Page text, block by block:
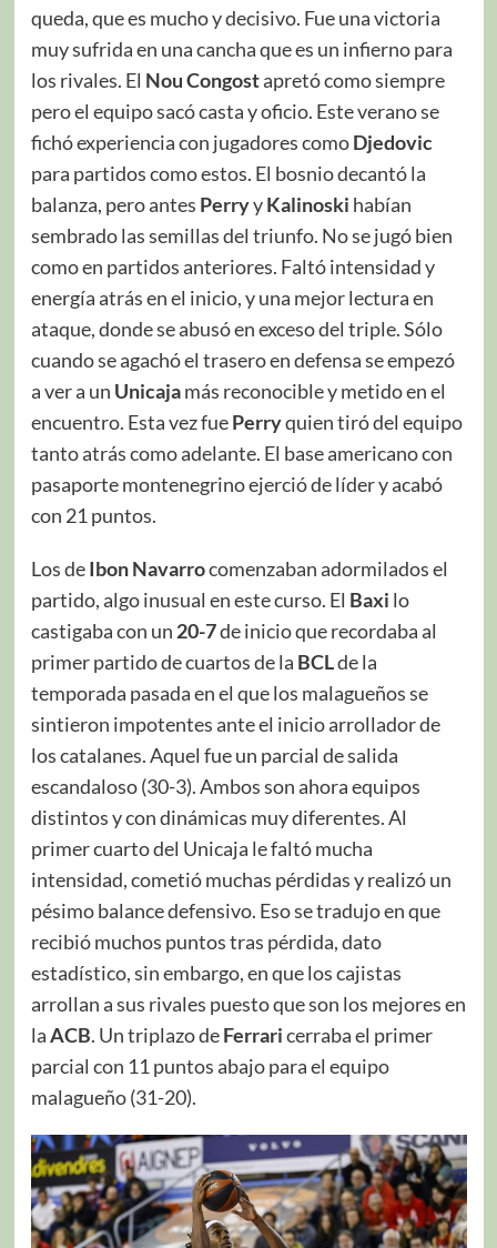
queda, que es mucho y decisivo. Fue una victoria
muy sufrida en una cancha que es un infierno para
los rivales. El Nou Congostapretó como siempre
pero el equipo sacó casta y oficio. Este verano se
fichó experiencia con jugadores comoDjedovic
para partidos como estos. El bosnio decantó la
balanza, pero antes PerryyKalinoski habían
sembrado las semillas del triunfo. No se jugó bien
como en partidos anteriores. Faltó intensidad y
energía atrás en el inicio, y una mejor lectura en
ataque, donde se abusó en exceso del triple. Sólo
cuando se agachó el trasero en defensa se empezó
a ver a un Unicajamás reconocible y metido en el
encuentro. Esta vez fuePerryquien tiró del equipo
tanto atrás como adelante. El base americano con
pasaporte montenegrino ejerció de líder y acabó
con 21 puntos.
Los deIbon Navarrocomenzaban adormilados el
partido, algo inusual en este curso. El Baxi lo
castigaba con un 20-7de inicio que recordaba al
primer partido de cuartos de la BCLde la
temporada pasada en el que los malagueños se
sintieron impotentes ante el inicio arrollador de
los catalanes. Aquel fue un parcial de salida
escandaloso (30-3). Ambos son ahora equipos
distintos y con dinámicas muy diferentes. Al
primer cuarto del Unicaja le faltó mucha
intensidad, cometió muchas pérdidas y realizó un
pésimo balance defensivo. Eso se tradujo en que
recibió muchos puntos tras pérdida, dato
estadístico, sin embargo, en que los cajistas
arrollan a sus rivales puesto que son los mejores en
laACB. Un triplazo deFerraricerraba el primer
parcial con 11 puntos abajo para el equipo
malagueño (31-20).